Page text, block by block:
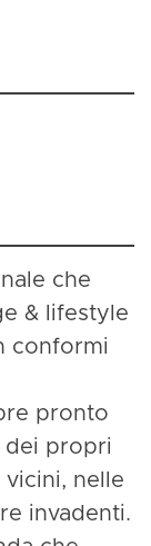
che
& lifestyle
conformi
pronto
dei propri
nelle
invadenti.